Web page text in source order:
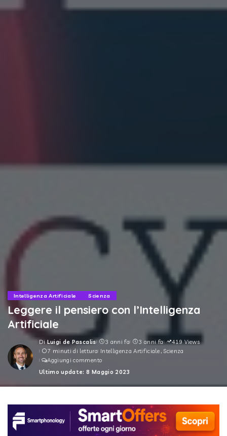
Intelligenza Artificiale Scienza
Leggere il pensiero con l’Intelligenza
Artificiale
Posted
by
Di Luigi de Pascalis 3 anni fa 3 anni fa
419 Views
7 minuti di lettura Intelligenza Artificiale Scienza
Aggiungi commento
Ultimo update: 8 Maggio 2023